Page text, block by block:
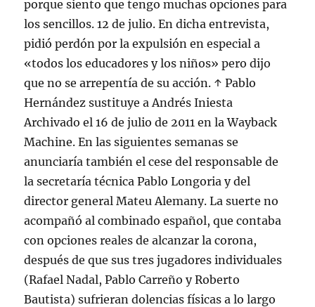
porque siento que tengo muchas opciones para
los sencillos. 12 de julio. En dicha entrevista,
pidió perdón por la expulsión en especial a
«todos los educadores y los niños» pero dijo
que no se arrepentía de su acción. ↑ Pablo
Hernández sustituye a Andrés Iniesta
Archivado el 16 de julio de 2011 en la Wayback
Machine. En las siguientes semanas se
anunciaría también el cese del responsable de
la secretaría técnica Pablo Longoria y del
director general Mateu Alemany. La suerte no
acompañó al combinado español, que contaba
con opciones reales de alcanzar la corona,
después de que sus tres jugadores individuales
(Rafael Nadal, Pablo Carreño y Roberto
Bautista) sufrieran dolencias físicas a lo largo